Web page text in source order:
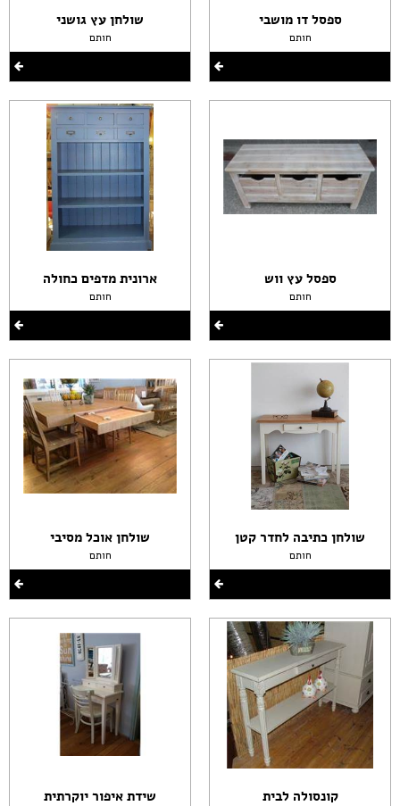
ספסל דו מושבי
חותם
ספסל עץ ווש
חותם
שולחן כתיבה לחדר קטן
חותם
קונסולה לבית
שולחן עץ גושני
חותם
ארונית מדפים כחולה
חותם
שולחן אוכל מסיבי
חותם
שידת איפור יוקרתית